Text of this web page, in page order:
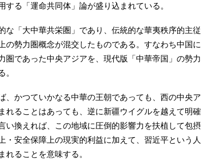
する「運命共同体」論が盛り込まれている。
「大中華共栄圏」であり、伝統的な華夷秩序的主従
の勢力圏概念が混交したものである。すなわち中国に
圏であった中央アジアを、現代版「中華帝国」の勢力
。
かつていかなる中華の王朝であっても、西の中央ア
れることはあっても、逆に新疆ウイグルを越えて明確
い換えれば、この地域に圧倒的影響力を扶植して包摂
・安全保障上の現実的利益に加えて、習近平という人
れることを意味する。